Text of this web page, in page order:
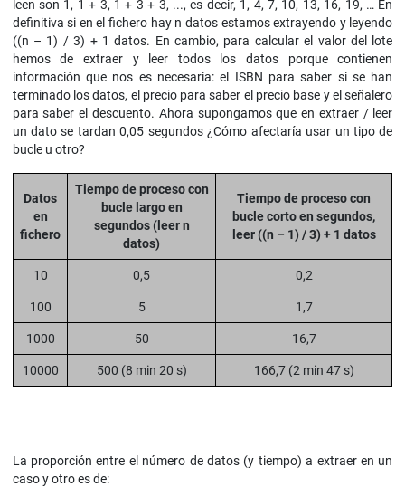
leen son 1, 1 + 3, 1 + 3 + 3, ..., es decir, 1, 4, 7, 10, 13, 16, 19, … En
definitiva si en el fichero hay n datos estamos extrayendo y leyendo
((n – 1) / 3) + 1 datos. En cambio, para calcular el valor del lote
hemos de extraer y leer todos los datos porque contienen
información que nos es necesaria: el ISBN para saber si se han
terminado los datos, el precio para saber el precio base y el señalero
para saber el descuento. Ahora supongamos que en extraer / leer
un dato se tardan 0,05 segundos ¿Cómo afectaría usar un tipo de
bucle u otro?
Datos
en
fichero
Tiempo de proceso con
bucle largo en
segundos (leer n
datos)
Tiempo de proceso con
bucle corto en segundos,
leer ((n – 1) / 3) + 1 datos
10 0,5 0,2
100 5 1,7
1000 50 16,7
10000 500 (8 min 20 s) 166,7 (2 min 47 s)
La proporción entre el número de datos (y tiempo) a extraer en un
caso y otro es de: